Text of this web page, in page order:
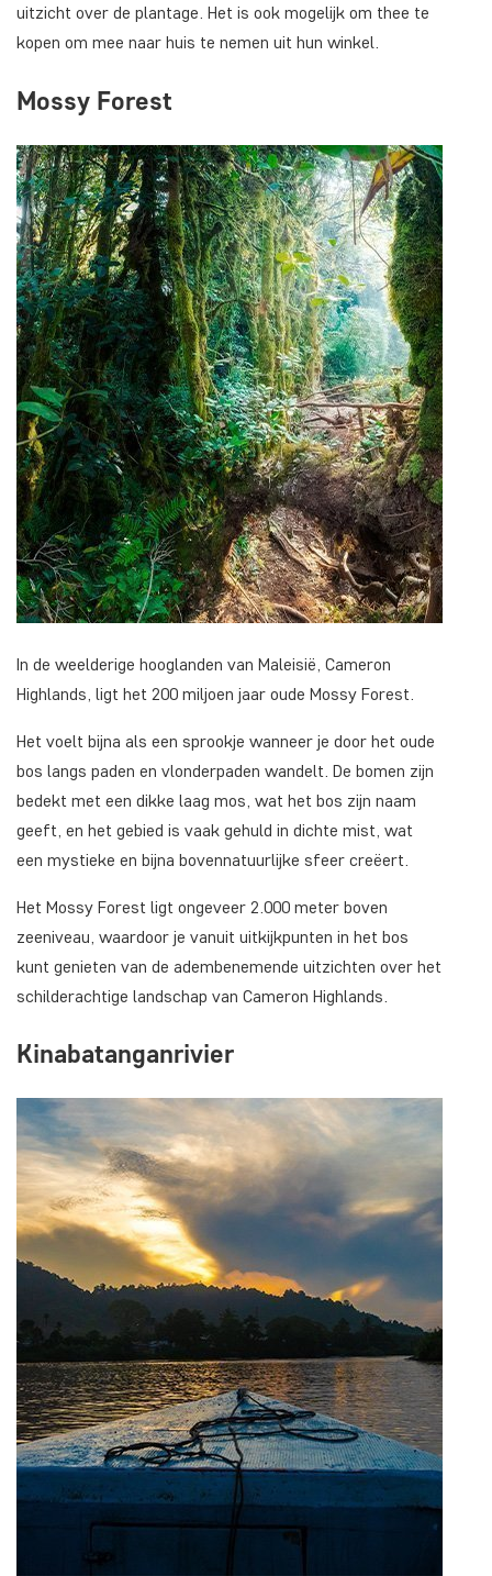
uitzicht over de plantage. Het is ook mogelijk om thee te
kopen om mee naar huis te nemen uit hun winkel.
Mossy Forest
In de weelderige hooglanden van Maleisië, Cameron
Highlands, ligt het 200 miljoen jaar oude Mossy Forest.
Het voelt bijna als een sprookje wanneer je door het oude
bos langs paden en vlonderpaden wandelt. De bomen zijn
bedekt met een dikke laag mos, wat het bos zijn naam
geeft, en het gebied is vaak gehuld in dichte mist, wat
een mystieke en bijna bovennatuurlijke sfeer creëert.
Het Mossy Forest ligt ongeveer 2.000 meter boven
zeeniveau, waardoor je vanuit uitkijkpunten in het bos
kunt genieten van de adembenemende uitzichten over het
schilderachtige landschap van Cameron Highlands.
Kinabatanganrivier